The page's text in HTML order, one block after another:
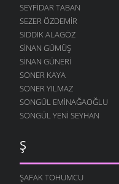
SEYFIDAR TABAN
SEZER ÖZDEMIR
SIDDIK ALAGÖZ
SINAN GÜMÜŞ
SINAN GÜNERI
SONER KAYA
SONER YILMAZ
SONGÜL EMINAĞAOĞLU
SONGÜL YENI SEYHAN
Ş
ŞAFAK TOHUMCU